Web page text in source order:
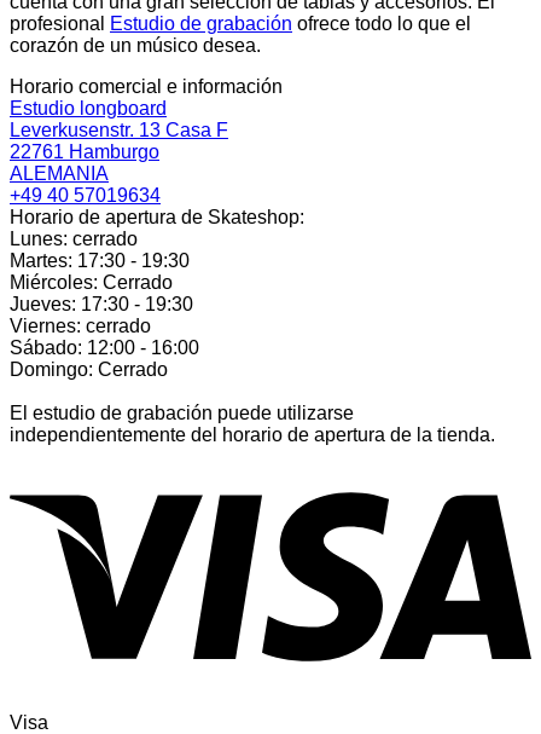
profesional
Estudio de grabación ofrece todo lo que el
corazón de un músico desea.
Horario comercial e información
Estudio longboard
Leverkusenstr. 13 Casa F
22761 Hamburgo
ALEMANIA
+49 40 57019634
Horario de apertura de Skateshop:
Lunes: cerrado
Martes: 17:30 - 19:30
Miércoles: Cerrado
Jueves: 17:30 - 19:30
Viernes: cerrado
Sábado: 12:00 - 16:00
Domingo: Cerrado
El estudio de grabación puede utilizarse
independientemente del horario de apertura de la tienda.
Visa